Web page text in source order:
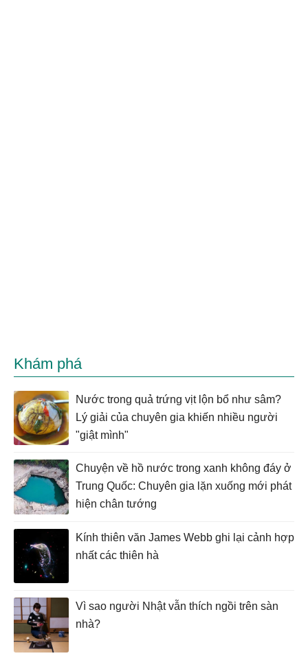
Khám phá
Nước trong quả trứng vịt lộn bổ như sâm?
Lý giải của chuyên gia khiến nhiều người
"giật mình"
Chuyện về hồ nước trong xanh không đáy ở
Trung Quốc: Chuyên gia lặn xuống mới phát
hiện chân tướng
Kính thiên văn James Webb ghi lại cảnh hợp
nhất các thiên hà
Vì sao người Nhật vẫn thích ngồi trên sàn
nhà?